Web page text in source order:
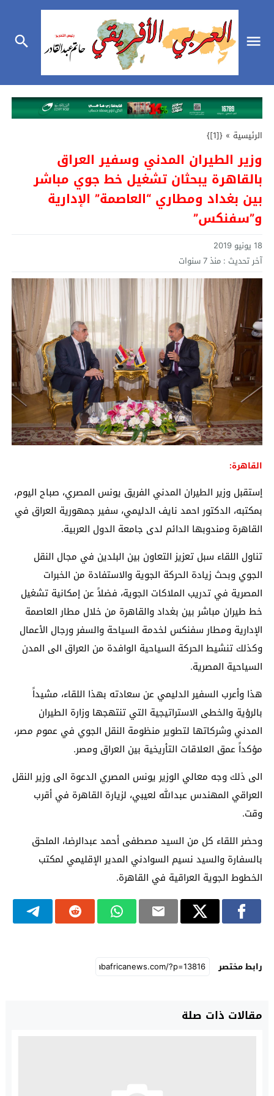
الرئيسية »
{[1]}
وزير الطيران المدني وسفير العراق
بالقاهرة يبحثان تشغيل خط جوي مباشر
بين بغداد ومطاري “العاصمة” الإدارية
و”سفنكس”
18 يونيو 2019
آخر تحديث : منذ 7 سنوات
القاهرة:
إستقبل وزير الطيران المدني الفريق يونس المصري، صباح اليوم،
بمكتبه، الدكتور احمد نايف الدليمي، سفير جمهورية العراق في
القاهرة ومندوبها الدائم لدى جامعة الدول العربية.
تناول اللقاء سبل تعزيز التعاون بين البلدين في مجال النقل
الجوي وبحث زيادة الحركة الجوية والاستفادة من الخبرات
المصرية في تدريب الملاكات الجوية، فضلاً عن إمكانية تشغيل
خط طيران مباشر بين بغداد والقاهرة من خلال مطار العاصمة
الإدارية ومطار سفنكس لخدمة السياحة والسفر ورجال الأعمال
وكذلك تنشيط الحركة السياحية الوافدة من العراق الى المدن
السياحية المصرية.
هذا وأعرب السفير الدليمي عن سعادته بهذا اللقاء، مشيداً
بالرؤية والخطى الاستراتيجية التي تنتهجها وزارة الطيران
المدني وشركاتها لتطوير منظومة النقل الجوي في عموم مصر،
مؤكداً عمق العلاقات التأريخية بين العراق ومصر.
الى ذلك وجه معالي الوزير يونس المصري الدعوة الى وزير النقل
العراقي المهندس عبدالله لعيبي، لزيارة القاهرة في أقرب
وقت.
وحضر اللقاء كل من السيد مصطفى أحمد عبدالرضا، الملحق
بالسفارة والسيد نسيم السوادني المدير الإقليمي لمكتب
الخطوط الجوية العراقية في القاهرة.
رابط مختصر
مقالات ذات صلة